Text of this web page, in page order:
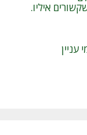
איליו.